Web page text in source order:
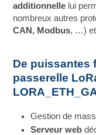
additionnelle lui
nombreux autres
CAN, Modbus, …) et
De puissantes
passerelle
Gestion de
Serveur web